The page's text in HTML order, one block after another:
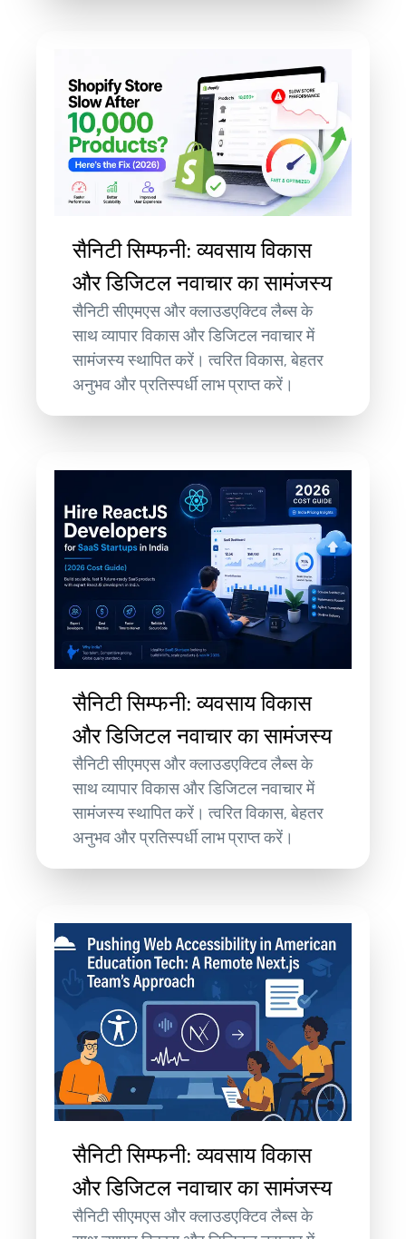
सैनिटी सिम्फनी: व्यवसाय विकास
और डिजिटल नवाचार का सामंजस्य
सैनिटी सीएमएस और क्लाउडएक्टिव लैब्स के
साथ व्यापार विकास और डिजिटल नवाचार में
सामंजस्य स्थापित करें। त्वरित विकास, बेहतर
अनुभव और प्रतिस्पर्धी लाभ प्राप्त करें।
सैनिटी सिम्फनी: व्यवसाय विकास
और डिजिटल नवाचार का सामंजस्य
सैनिटी सीएमएस और क्लाउडएक्टिव लैब्स के
साथ व्यापार विकास और डिजिटल नवाचार में
सामंजस्य स्थापित करें। त्वरित विकास, बेहतर
अनुभव और प्रतिस्पर्धी लाभ प्राप्त करें।
सैनिटी सिम्फनी: व्यवसाय विकास
और डिजिटल नवाचार का सामंजस्य
सैनिटी सीएमएस और क्लाउडएक्टिव लैब्स के